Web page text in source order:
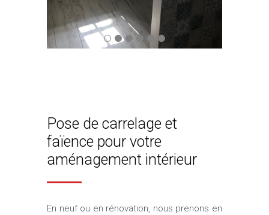
Pose de carrelage et
faïence pour votre
aménagement intérieur
En neuf ou en rénovation, nous prenons en